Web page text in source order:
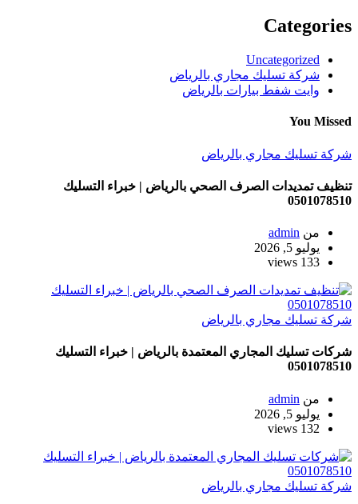
Categories
Uncategorized
شركة تسليك مجاري بالرياض
وايت شفط بيارات بالرياض
You Missed
شركة تسليك مجاري بالرياض
تنظيف تمديدات الصرف الصحي بالرياض | خبراء التسليك
0501078510
من admin
يوليو 5, 2026
133 views
شركة تسليك مجاري بالرياض
شركات تسليك المجاري المعتمدة بالرياض | خبراء التسليك
0501078510
من admin
يوليو 5, 2026
132 views
شركة تسليك مجاري بالرياض